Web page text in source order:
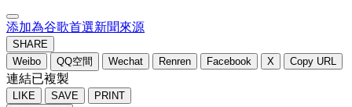
添加為谷歌首選新聞來源
SHARE
Weibo
QQ空間 Wechat Renren Facebook X Copy URL
連結已複製
LIKE SAVE
PRINT